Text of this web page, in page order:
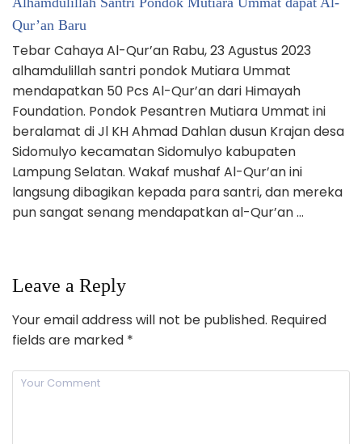
Qur’an Baru
Tebar Cahaya Al-Qur’an Rabu, 23 Agustus 2023
alhamdulillah santri pondok Mutiara Ummat
mendapatkan 50 Pcs Al-Qur’an dari Himayah
Foundation. Pondok Pesantren Mutiara Ummat ini
beralamat di Jl KH Ahmad Dahlan dusun Krajan desa
Sidomulyo kecamatan Sidomulyo kabupaten
Lampung Selatan. Wakaf mushaf Al-Qur’an ini
langsung dibagikan kepada para santri, dan mereka
pun sangat senang mendapatkan al-Qur’an …
Leave a Reply
Your email address will not be published. Required
fields are marked *